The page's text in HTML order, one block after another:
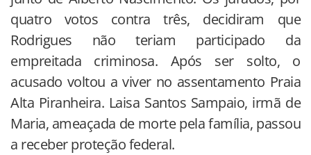
quatro votos contra três, decidiram que
Rodrigues não teriam participado da
empreitada criminosa. Após ser solto, o
acusado voltou a viver no assentamento Praia
Alta Piranheira. Laisa Santos Sampaio, irmã de
Maria, ameaçada de morte pela família, passou
a receber proteção federal.